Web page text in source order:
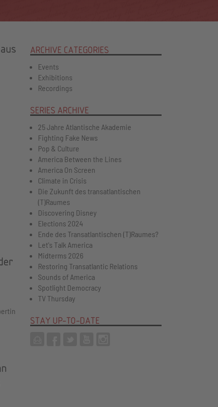
ARCHIVE CATEGORIES
Events
Exhibitions
Recordings
SERIES ARCHIVE
25 Jahre Atlantische Akademie
Fighting Fake News
Pop & Culture
America Between the Lines
America On Screen
Climate in Crisis
Die Zukunft des transatlantischen
(T)Raumes
Discovering Disney
Elections 2024
Ende des Transatlantischen (T)Raumes?
Let's Talk America
Midterms 2026
Restoring Transatlantic Relations
Sounds of America
Spotlight Democracy
TV Thursday
STAY UP-TO-DATE